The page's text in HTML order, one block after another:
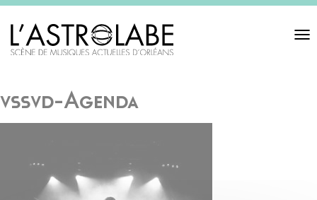
Toggle
vssvd-Agenda